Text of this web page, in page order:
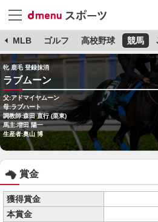
MLB ゴルフ 高校野球 競馬
牝 鹿毛 登録抹消
ラブムーン
父:アドマイヤムーン
母:ラブハート
調教師:森田 直行 (栗東)
馬主:増田 陽一
生産者:奥山 博
賞金
獲得賞金
本賞金